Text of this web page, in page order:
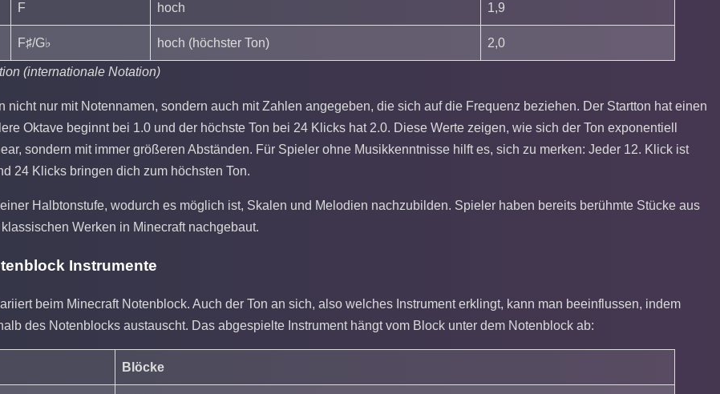
F hoch 1,9
F♯/G♭ hoch (höchster Ton) 2,0
(internationale Notation)
nicht nur mit Notennamen, sondern auch mit Zahlen angegeben, die sich auf die Frequenz beziehen. Der Startton hat einen
Oktave beginnt bei 1.0 und der höchste Ton bei 24 Klicks hat 2.0. Diese Werte zeigen, wie sich der Ton exponentiell
sondern mit immer größeren Abständen. Für Spieler ohne Musikkenntnisse hilft es, sich zu merken: Jeder 12. Klick ist
24 Klicks bringen dich zum höchsten Ton.
Halbtonstufe, wodurch es möglich ist, Skalen und Melodien nachzubilden. Spieler haben bereits berühmte Stücke aus
Werken in Minecraft nachgebaut.
Instrumente
beim Minecraft Notenblock. Auch der Ton an sich, also welches Instrument erklingt, kann man beeinflussen, indem
des Notenblocks austauscht. Das abgespielte Instrument hängt vom Block unter dem Notenblock ab:
Blöcke